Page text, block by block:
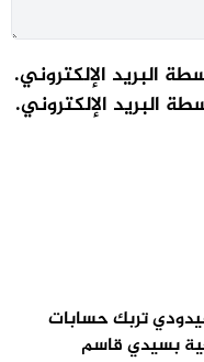
البريد الإلكتروني.
البريد الإلكتروني.
تربك حسابات
بسيدي قاسم